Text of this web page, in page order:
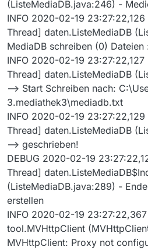
(ListeMediaDB.java:246) -
INFO 2020-02-19
Thread] daten.ListeMediaDB
MediaDB schreiben (0) Dateien
INFO 2020-02-19 23:27:22,127
Thread] daten.ListeMediaDB
--> Start Schreiben nach:
3.mediathek3\mediadb.txt
INFO 2020-02-19
Thread] daten.ListeMediaDB
--> geschrieben!
DEBUG 2020-02-19
Thread]
(ListeMediaDB.java:289) -
erstellen
INFO 2020-02-19
tool.MVHttpClient
MVHttpClient: Proxy not